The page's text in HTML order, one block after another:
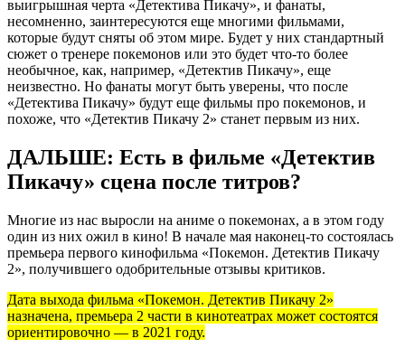
выигрышная черта «Детектива Пикачу», и фанаты,
несомненно, заинтересуются еще многими фильмами,
которые будут сняты об этом мире. Будет у них стандартный
сюжет о тренере покемонов или это будет что-то более
необычное, как, например, «Детектив Пикачу», еще
неизвестно. Но фанаты могут быть уверены, что после
«Детектива Пикачу» будут еще фильмы про покемонов, и
похоже, что «Детектив Пикачу 2» станет первым из них.
ДАЛЬШЕ: Есть в фильме «Детектив
Пикачу» сцена после титров?
Многие из нас выросли на аниме о покемонах, а в этом году
один из них ожил в кино! В начале мая наконец-то состоялась
премьера первого кинофильма «Покемон. Детектив Пикачу
2», получившего одобрительные отзывы критиков.
Дата выхода фильма «Покемон. Детектив Пикачу 2»
назначена, премьера 2 части в кинотеатрах может состоятся
ориентировочно — в 2021 году.